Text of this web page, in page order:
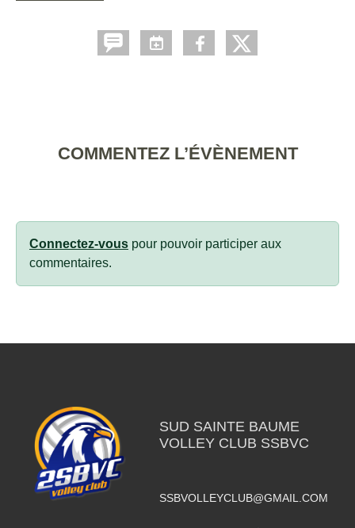
COMMENTEZ L’ÉVÈNEMENT
Connectez-vous pour pouvoir participer aux
commentaires.
SUD SAINTE BAUME
VOLLEY CLUB SSBVC
SSBVOLLEYCLUB@GMAIL.COM